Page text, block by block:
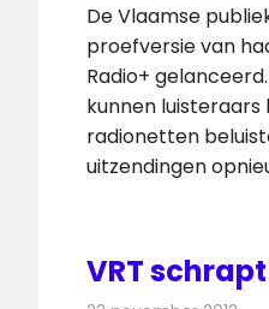
De Vlaamse
proefversie van
Radio+
kunnen luisteraars
radionetten
uitzendingen
VRT